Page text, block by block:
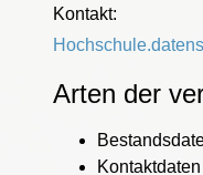
Kontakt:
Arten der